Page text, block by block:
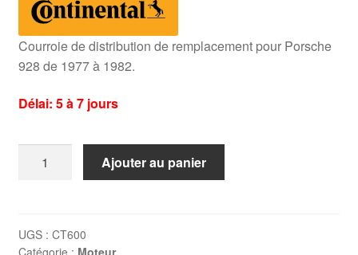
Courroie de distribution de remplacement pour Porsche
928 de 1977 à 1982.
Délai: 5 à 7 jours
distribution
Ajouter au panier
UGS : CT600
Catégorie : Moteur